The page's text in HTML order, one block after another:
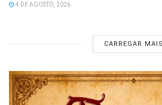
4 DE AGOSTO, 2026
CARREGAR MAIS